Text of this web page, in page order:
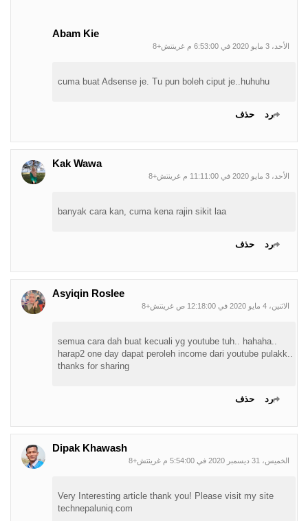
Abam Kie
الأحد، 3 مايو 2020 في 6:53:00 م غرينتش+8
cuma buat Adsense je. Tu pun boleh ciput je..huhuhu
رد حذف
Kak Wawa
الأحد، 3 مايو 2020 في 11:11:00 م غرينتش+8
banyak cara kan, cuma kena rajin sikit laa
رد حذف
Asyiqin Roslee
الاثنين، 4 مايو 2020 في 12:18:00 ص غرينتش+8
semua cara dah buat kecuali yg youtube tuh.. hahaha..
harap2 one day dapat peroleh income dari youtube pulakk..
thanks for sharing
رد حذف
Dipak Khawash
الخميس، 31 ديسمبر 2020 في 5:54:00 م غرينتش+8
Very Interesting article thank you! Please visit my site
technepaluniq.com